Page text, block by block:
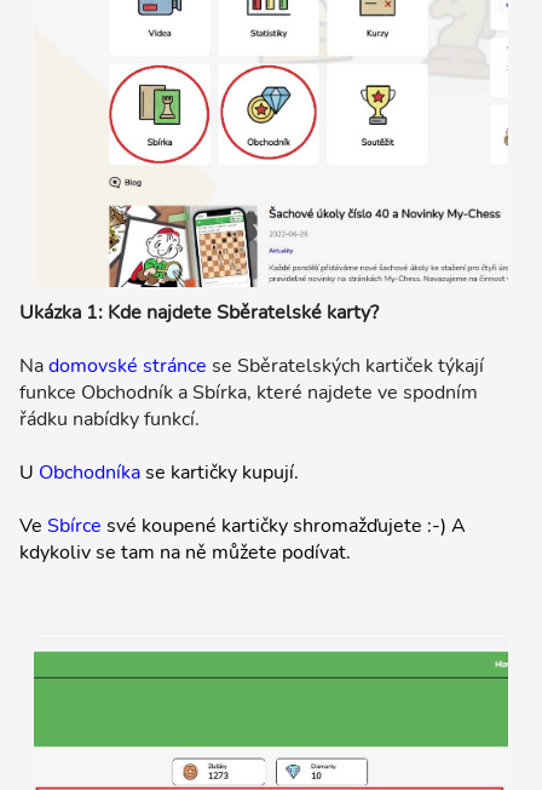
Ukázka 1: Kde najdete Sběratelské karty?
Nadomovské stránce se Sběratelských kartiček týkají
funkce Obchodník a Sbírka, které najdete ve spodním
řádku nabídky funkcí.
U Obchodníkase kartičky kupují.
Ve Sbírce své koupené kartičky shromažďujete :-) A
kdykoliv se tam na ně můžete podívat.